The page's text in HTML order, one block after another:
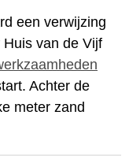
een verwijzing
van de Vijf
Achter de
meter zand